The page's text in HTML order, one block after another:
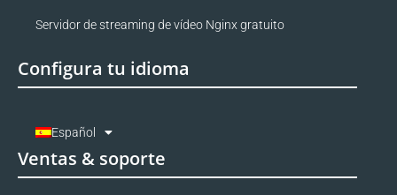
Servidor de streaming de vídeo Nginx gratuito
Configura tu idioma
Español
Ventas & soporte